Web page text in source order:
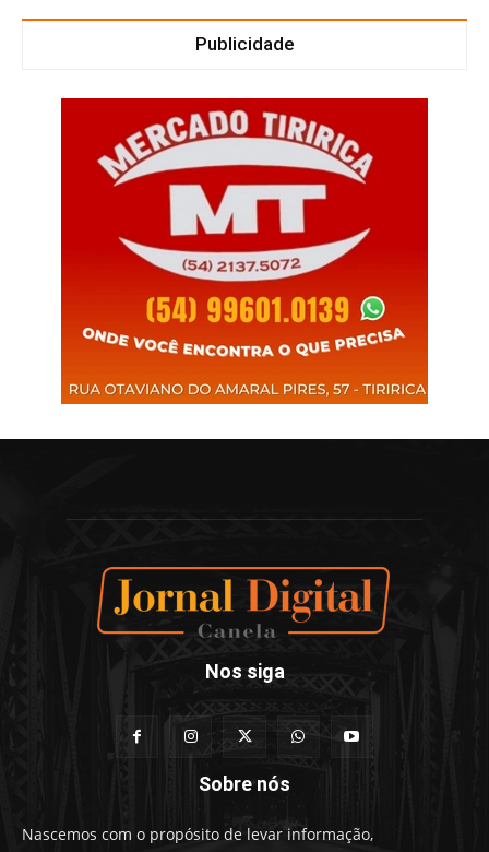
Publicidade
Nos siga
Sobre nós
Nascemos com o propósito de levar informação,